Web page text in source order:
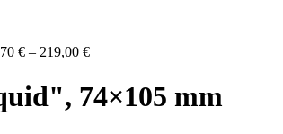
€ – 219,00 €
74×105 mm